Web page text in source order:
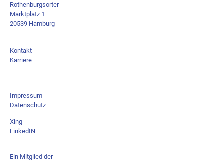
Rothenburgsorter
Marktplatz 1
20539 Hamburg
Kontakt
Karriere
Impressum
Datenschutz
Xing
LinkedIN
Ein Mitglied der